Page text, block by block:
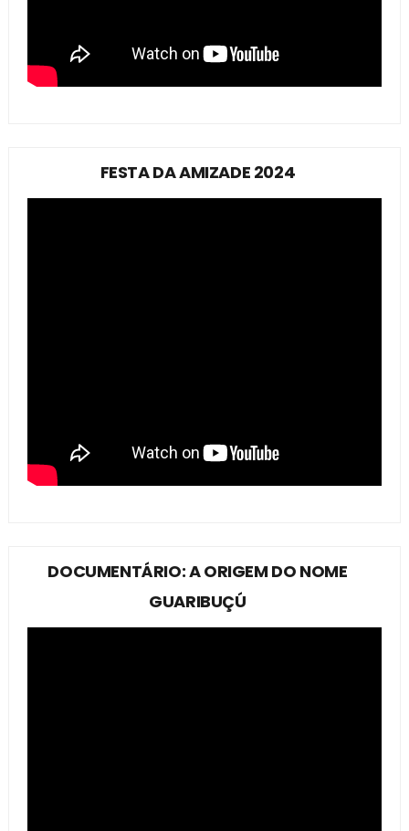
FESTA DA AMIZADE 2024
DOCUMENTÁRIO: A ORIGEM DO NOME
GUARIBUÇÚ